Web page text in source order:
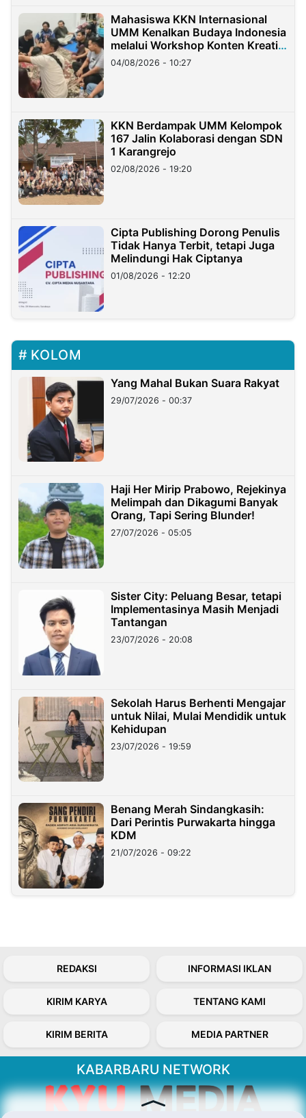
Mahasiswa KKN Internasional
UMM Kenalkan Budaya Indonesia
melalui Workshop Konten Kreatif
di Taiwan
04/08/2026 - 10:27
KKN Berdampak UMM Kelompok
167 Jalin Kolaborasi dengan SDN
1 Karangrejo
02/08/2026 - 19:20
Cipta Publishing Dorong Penulis
Tidak Hanya Terbit, tetapi Juga
Melindungi Hak Ciptanya
01/08/2026 - 12:20
KOLOM
Yang Mahal Bukan Suara Rakyat
29/07/2026 - 00:37
Haji Her Mirip Prabowo, Rejekinya
Melimpah dan Dikagumi Banyak
Orang, Tapi Sering Blunder!
27/07/2026 - 05:05
Sister City: Peluang Besar, tetapi
Implementasinya Masih Menjadi
Tantangan
23/07/2026 - 20:08
Sekolah Harus Berhenti Mengajar
untuk Nilai, Mulai Mendidik untuk
Kehidupan
23/07/2026 - 19:59
Benang Merah Sindangkasih:
Dari Perintis Purwakarta hingga
KDM
21/07/2026 - 09:22
REDAKSI INFORMASI IKLAN
KIRIM KARYA TENTANG KAMI
KIRIM BERITA MEDIA PARTNER
KABARBARU NETWORK